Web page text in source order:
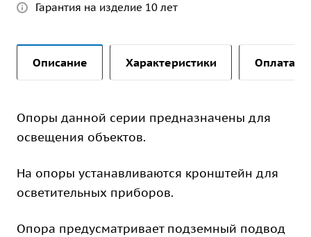
Гарантия на изделие 10 лет
Описание Характеристики Оплата и
Опоры данной серии предназначены для
освещения объектов.
На опоры устанавливаются кронштейн для
осветительных приборов.
Опора предусматривает подземный подвод